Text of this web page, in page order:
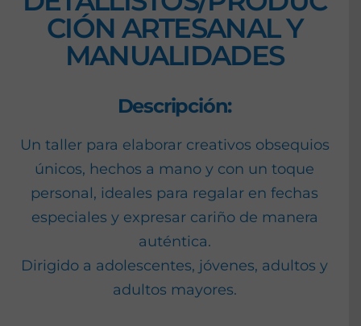
CIÓN ARTESANAL Y
MANUALIDADES
Descripción:
Un taller para elaborar creativos obsequios
únicos, hechos a mano y con un toque
personal, ideales para regalar en fechas
especiales y expresar cariño de manera
auténtica.
Dirigido a adolescentes, jóvenes, adultos y
adultos mayores.